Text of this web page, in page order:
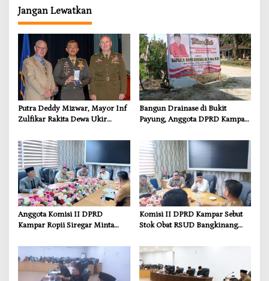
Jangan Lewatkan
Putra Deddy Mizwar, Mayor Inf
Zulfikar Rakita Dewa Ukir
Serikat
Bangun Drainase di Bukit
Payung, Anggota DPRD Kampar
Infrastruktur yang Menyentuh
Kebutuhan Dasar
Anggota Komisi II DPRD
Kampar Ropii Siregar Minta
Ancaman Kekosongan Obat
demi Wujudkan Kampar Dihati
Komisi II DPRD Kampar Sebut
Stok Obat RSUD Bangkinang